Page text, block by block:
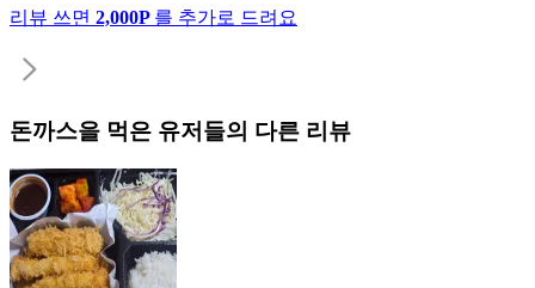
리뷰 쓰면 2,000P 를 추가로 드려요
돈까스을 먹은 유저들의 다른 리뷰